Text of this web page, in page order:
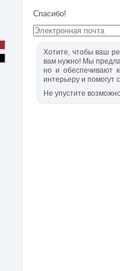
Спасибо!
Хотите, чтобы ваш
вам нужно! Мы
но и обеспечивают
интерьеру и помогут
Не упустите